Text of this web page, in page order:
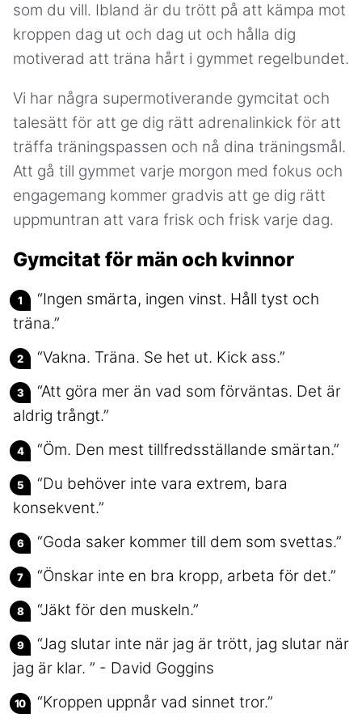
som du vill. Ibland är du trött på att kämpa mot
kroppen dag ut och dag ut och hålla dig
motiverad att träna hårt i gymmet regelbundet.
Vi har några supermotiverande gymcitat och
talesätt för att ge dig rätt adrenalinkick för att
träffa träningspassen och nå dina träningsmål.
Att gå till gymmet varje morgon med fokus och
engagemang kommer gradvis att ge dig rätt
uppmuntran att vara frisk och frisk varje dag.
Gymcitat för män och kvinnor
“Ingen smärta, ingen vinst. Håll tyst och
träna.”
“Vakna. Träna. Se het ut. Kick ass.”
“Att göra mer än vad som förväntas. Det är
aldrig trångt.”
“Öm. Den mest tillfredsställande smärtan.”
“Du behöver inte vara extrem, bara
konsekvent.”
“Goda saker kommer till dem som svettas.”
“Önskar inte en bra kropp, arbeta för det.”
“Jäkt för den muskeln.”
“Jag slutar inte när jag är trött, jag slutar när
jag är klar. ” - David Goggins
“Kroppen uppnår vad sinnet tror.”